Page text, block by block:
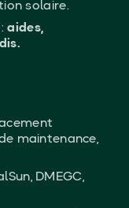
solaire.
:aides,
maintenance,
DMEGC,